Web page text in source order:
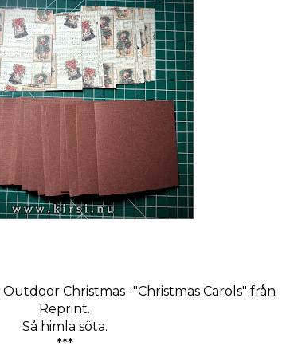
Outdoor Christmas -"Christmas Carols" från
Reprint.
Så himla söta.
***